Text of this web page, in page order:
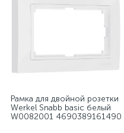
Рамка для двойной розетки
Werkel Snabb basic белый
W0082001 4690389161490